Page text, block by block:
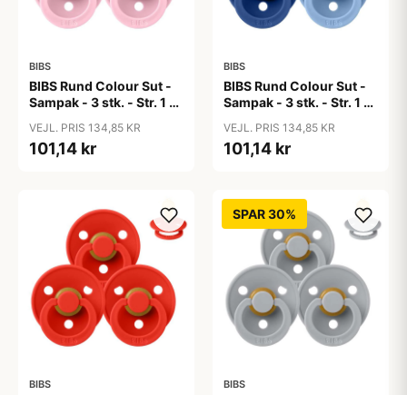
BIBS
BIBS Rund Colour Sut -
Sampak - 3 stk. - Str. 1 -
VEJL. PRIS 134,85 KR
101,14 kr
BIBS
BIBS Rund Colour Sut -
Sampak - 3 stk. - Str. 1 -
VEJL. PRIS 134,85 KR
101,14 kr
BIBS
SPAR 30%
BIBS